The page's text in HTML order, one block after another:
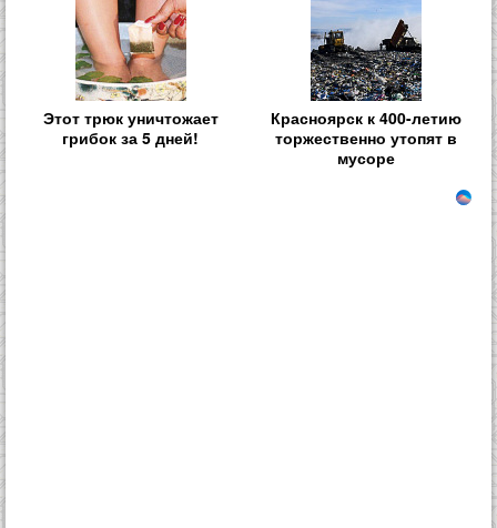
Этот трюк уничтожает
грибок за 5 дней!
Красноярск к 400-летию
торжественно утопят в
мусоре